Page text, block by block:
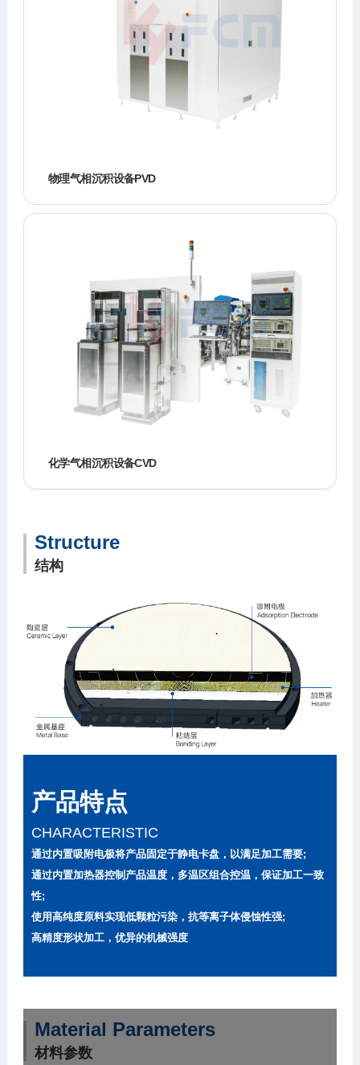
物理气相沉积设备PVD
化学气相沉积设备CVD
Structure
结构
产品特点
CHARACTERISTIC
通过内置吸附电极将产品固定于静电卡盘，以满足加工需要;
通过内置加热器控制产品温度，多温区组合控温，保证加工一致
性;
使用高纯度原料实现低颗粒污染，抗等离子体侵蚀性强;
高精度形状加工，优异的机械强度
Material Parameters
材料参数